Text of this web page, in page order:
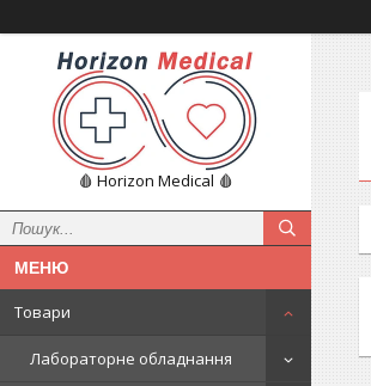
🩸 Horizon Medical 🩸
Товари
Лабораторне обладнання